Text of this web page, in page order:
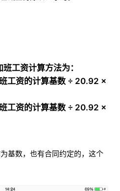
工资计算方法为：
工资的计算基数 ÷ 20.92 ×
工资的计算基数 ÷ 20.92 ×
基数，也有合同约定的，这个